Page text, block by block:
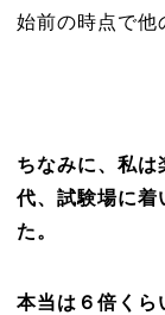
始前の時点で他
ちなみに、私
代、試験場に着
た。
本当は６倍くら